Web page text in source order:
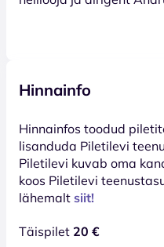
Hinnainfo
Hinnainfos toodud
lisanduda Piletilevi
Piletilevi kuvab oma
koos Piletilevi
lähemalt siit!
Täispilet 20 €